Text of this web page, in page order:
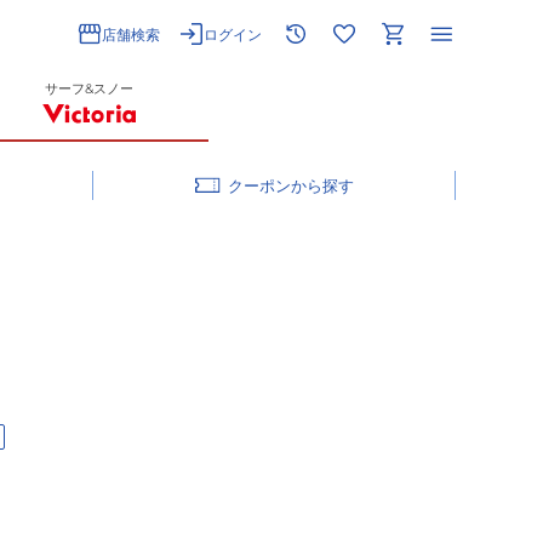
店舗検索 ログイン
サーフ&スノー
クーポン